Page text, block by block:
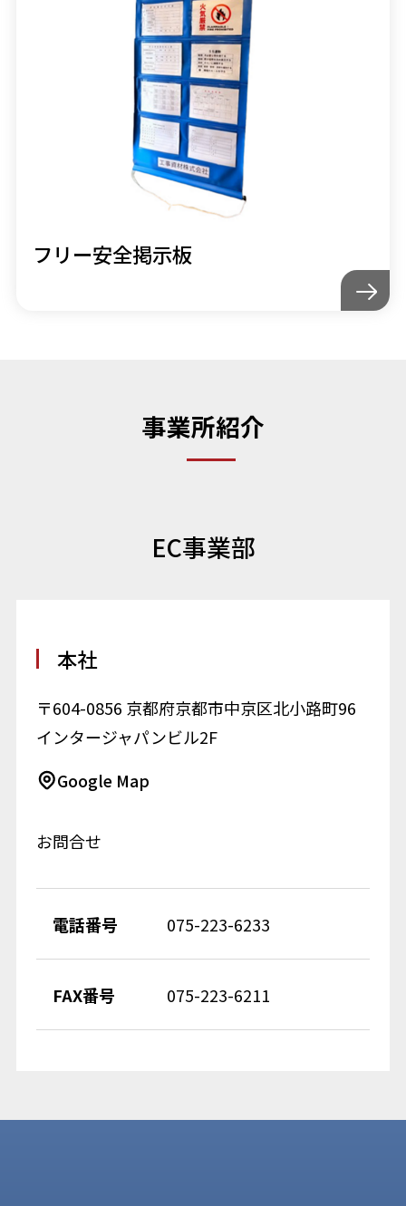
フリー安全掲示板
事業所紹介
EC事業部
本社
〒604-0856 京都府京都市中京区北小路町96
インタージャパンビル2F
Google Map
お問合せ
電話番号 075-223-6233
FAX番号 075-223-6211